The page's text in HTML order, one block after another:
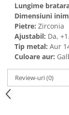
Lungime
Dimensiuni
Pietre: Zirconia
Ajustabil: Da,
Tip metal: Aur
Culoare aur:
Review-uri(0)